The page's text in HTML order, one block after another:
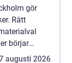
gör
Rätt
börjar
augusti 2026